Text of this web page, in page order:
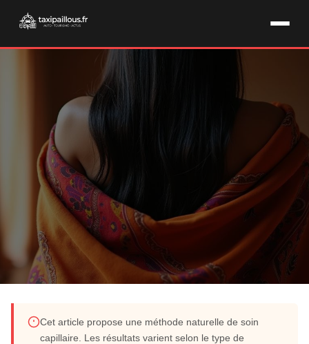
Le kardoune, la méthode ancestrale pour
Cet article propose une méthode naturelle de soin
capillaire. Les résultats varient selon le type de